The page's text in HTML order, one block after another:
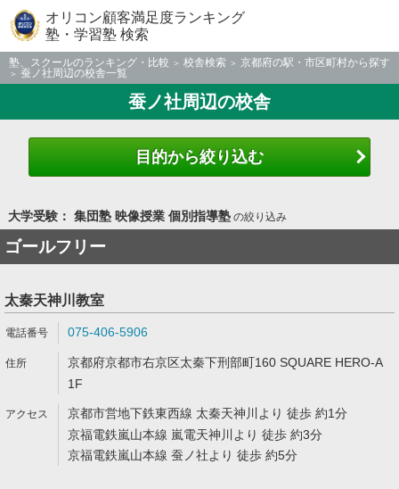
オリコン顧客満足度ランキング
塾・学習塾 検索
塾、スクールのランキング・比較 校舎検索
京都府の駅・市区町村から探す
蚕ノ社周辺の校舎一覧
蚕ノ社周辺の校舎
目的から絞り込む
大学受験： 集団塾 映像授業 個別指導塾の絞り込み
ゴールフリー
太秦天神川教室
075-406-5906
京都府京都市右京区太秦下刑部町160 SQUARE HERO-A
1F
京都市営地下鉄東西線 太秦天神川より 徒歩 約1分
京福電鉄嵐山本線 嵐電天神川より 徒歩 約3分
京福電鉄嵐山本線 蚕ノ社より 徒歩 約5分